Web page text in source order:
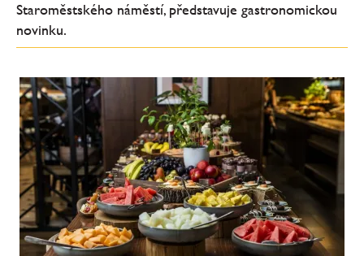
Staroměstského náměstí, představuje gastronomickou
novinku.